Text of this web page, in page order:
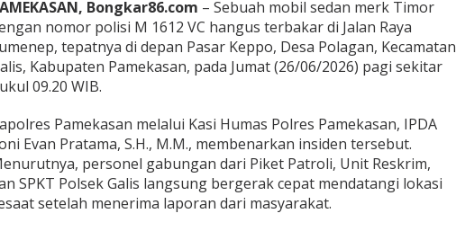
n
g
u
s
T
e
b
a
k
a
r
D
Bongkar86.com – Sebuah mobil sedan merk Timor
nomor polisi M 1612 VC hangus terbakar di Jalan Raya
tepatnya di depan Pasar Keppo, Desa Polagan, Kecamatan
Kabupaten Pamekasan, pada Jumat (26/06/2026) pagi sekitar
09.20 WIB.
Pamekasan melalui Kasi Humas Polres Pamekasan, IPDA
Evan Pratama, S.H., M.M., membenarkan insiden tersebut.
personel gabungan dari Piket Patroli, Unit Reskrim,
SPKT Polsek Galis langsung bergerak cepat mendatangi lokasi
setelah menerima laporan dari masyarakat.